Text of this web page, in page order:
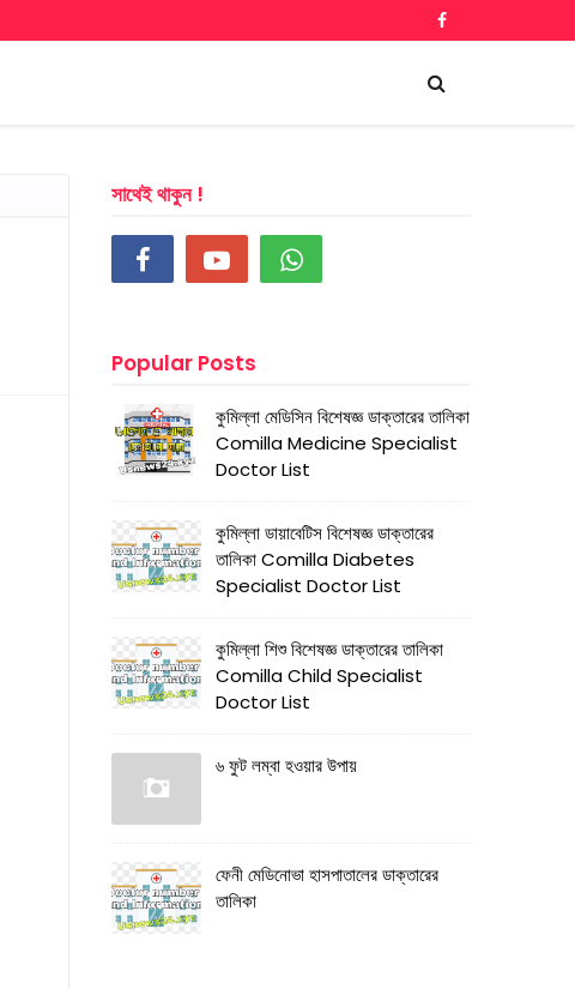
সাথেই থাকুন !
Popular Posts
কুমিল্লা মেডিসিন বিশেষজ্ঞ ডাক্তারের তালিকা
Comilla Medicine Specialist
Doctor List
কুমিল্লা ডায়াবেটিস বিশেষজ্ঞ ডাক্তারের
তালিকা Comilla Diabetes
Specialist Doctor List
কুমিল্লা শিশু বিশেষজ্ঞ ডাক্তারের তালিকা
Comilla Child Specialist
Doctor List
৬ ফুট লম্বা হওয়ার উপায়
ফেনী মেডিনোভা হাসপাতালের ডাক্তারের
তালিকা